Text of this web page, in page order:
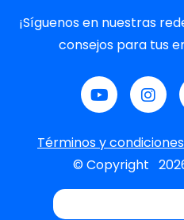
¡Síguenos en nuestras
consejos para tus
Términos y condiciones
© Copyright